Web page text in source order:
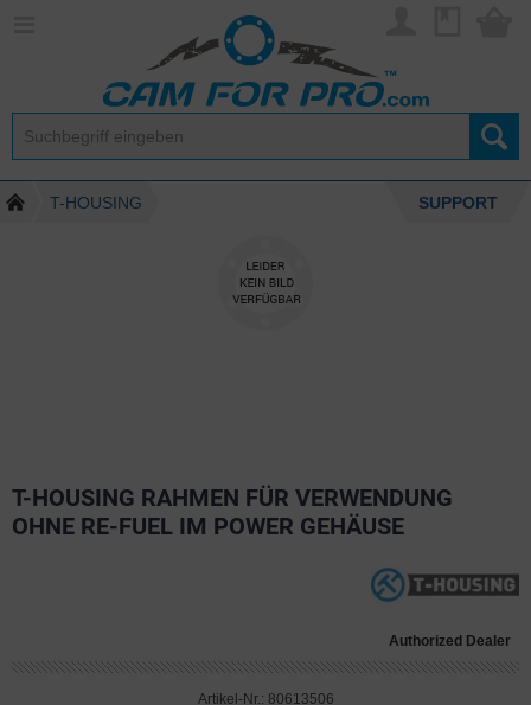
T-HOUSING SUPPORT
T-HOUSING RAHMEN FÜR VERWENDUNG
OHNE RE-FUEL IM POWER GEHÄUSE
Authorized Dealer
Artikel-Nr.: 80613506